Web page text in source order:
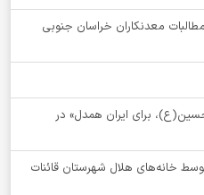
معدنکاران خراسان جنوبی
برای ایران همدل» در
نذری توسط خانه‌های هلال شهرستان قائنات